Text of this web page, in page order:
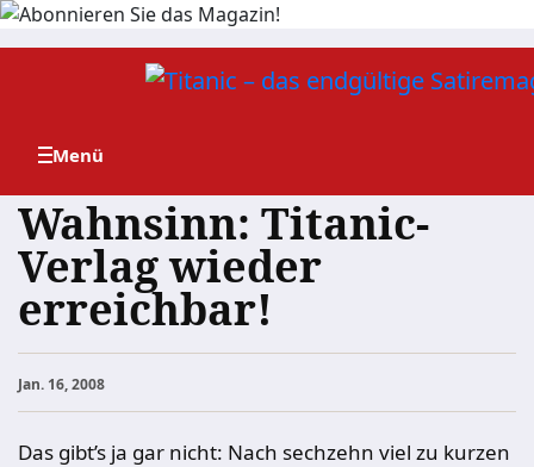
Zum
Wahnsinn: Titanic-
Verlag wieder
erreichbar!
Jan. 16, 2008
Das gibt’s ja gar nicht: Nach sechzehn viel zu kurzen